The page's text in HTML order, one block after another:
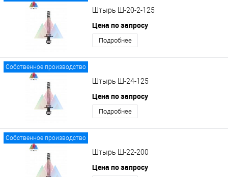
Штырь Ш-20-2-125
Цена по запросу
Подробнее
Собственное производство
Штырь Ш-24-125
Цена по запросу
Подробнее
Собственное производство
Штырь Ш-22-200
Цена по запросу